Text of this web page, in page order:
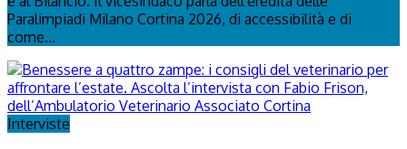
Paralimpiadi Milano Cortina 2026, di accessibilità e di
come...
Interviste